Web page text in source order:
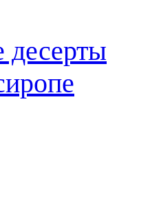
десерты